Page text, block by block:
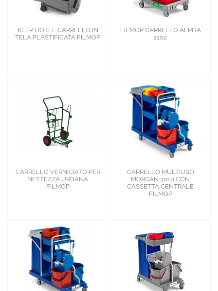
KEEP HOTEL CARRELLO IN
TELA PLASTIFICATA FILMOP
FILMOP CARRELLO ALPHA
1102
CARRELLO VERNICIATO PER
NETTEZZA URBANA
FILMOP
CARRELLO MULTIUSO
MORGAN 3010 CON
CASSETTA CENTRALE
FILMOP